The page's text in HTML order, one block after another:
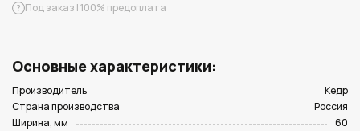
Под заказ | 100% предоплата
Основные характеристики:
Производитель
Кедр
Страна производства
Россия
Ширина, мм
60